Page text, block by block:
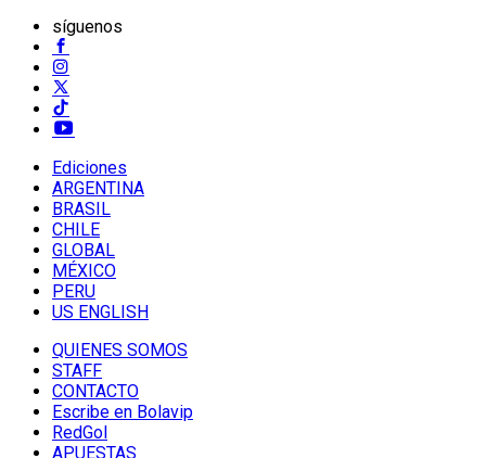
síguenos
Ediciones
ARGENTINA
BRASIL
CHILE
GLOBAL
MÉXICO
PERU
US ENGLISH
QUIENES SOMOS
STAFF
CONTACTO
Escribe en Bolavip
RedGol
APUESTAS